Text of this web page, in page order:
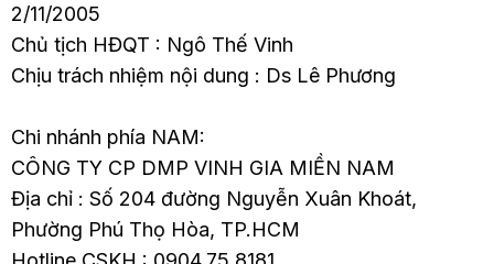
2/11/2005
Chủ tịch HĐQT : Ngô Thế Vinh
Chịu trách nhiệm nội dung : Ds Lê Phương
Chi nhánh phía NAM:
CÔNG TY CP DMP VINH GIA MIỀN NAM
Địa chỉ : Số 204 đường Nguyễn Xuân Khoát,
Phường Phú Thọ Hòa, TP.HCM